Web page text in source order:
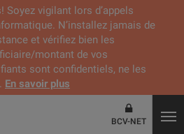
vigilant lors d’appels
N’installez jamais de
et vérifiez bien les
montant de vos
sont confidentiels, ne les
En savoir plus
BCV-NET